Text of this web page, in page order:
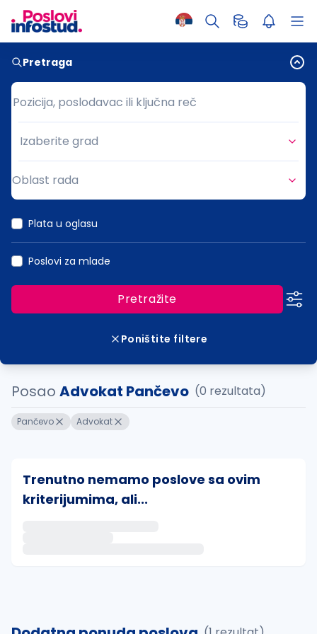
Pretraga
Pozicija, poslodavac ili ključna reč
Pozicija, poslodavac ili ključna reč
Grad
Izaberite grad
Oblast rada
Plata u oglasu
Poslovi za mlade
Pretražite
Poništite filtere
Posao Advokat Pančevo (0 rezultata)
Pančevo Advokat
Trenutno nemamo poslove sa ovim
kriterijumima, ali...